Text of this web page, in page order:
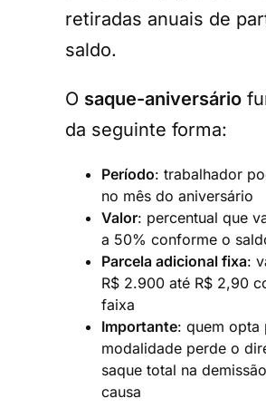
retiradas anuais de
saldo.
O saque-aniversário
da seguinte forma:
Período: trabalhador
no mês do aniversário
Valor: percentual que
a 50% conforme o
Parcela adicional fixa:
R$ 2.900 até R$ 2,90
faixa
Importante: quem opta
modalidade perde o
saque total na
causa